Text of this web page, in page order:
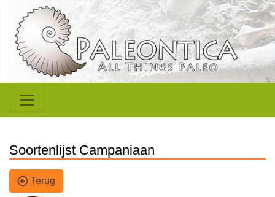
Soortenlijst Campaniaan
Terug